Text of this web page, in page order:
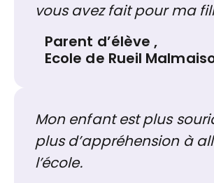
vous avez fait pour ma
Parent d’élève ,
Ecole de Rueil
Mon enfant est plus
plus d’appréhension à
l’école.